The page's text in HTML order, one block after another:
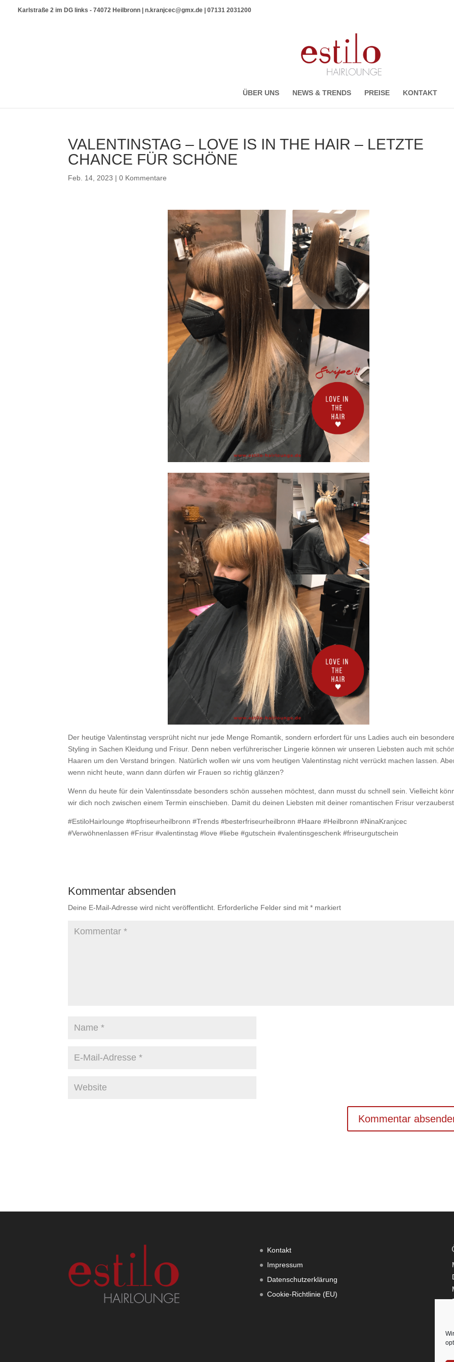
Karlstraße 2 im DG links - 74072 Heilbronn | n.kranjcec@gmx.de | 07131 2031200
ÜBER UNS NEWS & TRENDS PREISE KONTAKT
VALENTINSTAG – LOVE IS IN THE HAIR – LETZTE
CHANCE FÜR SCHÖNE
Feb. 14, 2023 |0 Kommentare
Der heutige Valentinstag versprüht nicht nur jede Menge Romantik, sondern erfordert für uns Ladies auch ein
Styling in Sachen Kleidung und Frisur. Denn neben verführerischer Lingerie können wir unseren Liebsten auch mit
Haaren um den Verstand bringen. Natürlich wollen wir uns vom heutigen Valentinstag nicht verrückt machen lassen.
wenn nicht heute, wann dann dürfen wir Frauen so richtig glänzen?
Wenn du heute für dein Valentinssdate besonders schön aussehen möchtest, dann musst du schnell sein. Vielleicht
wir dich noch zwischen einem Termin einschieben. Damit du deinen Liebsten mit deiner romantischen Frisur verzauberst.
#EstiloHairlounge #topfriseurheilbronn #Trends #besterfriseurheilbronn #Haare #Heilbronn #NinaKranjcec
#Verwöhnenlassen #Frisur #valentinstag #love #liebe #gutschein #valentinsgeschenk #friseurgutschein
Kommentar absenden
Deine E-Mail-Adresse wird nicht veröffentlicht. Erforderliche Felder sind mit* markiert
Kontakt
Impressum
Datenschutzerklärung
Cookie-Richtlinie (EU)